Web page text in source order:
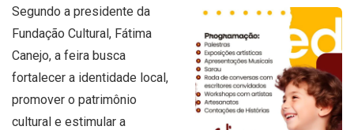
Segundo a presidente da
Fundação Cultural, Fátima
Canejo, a feira busca
fortalecer a identidade local,
promover o patrimônio
cultural e estimular a